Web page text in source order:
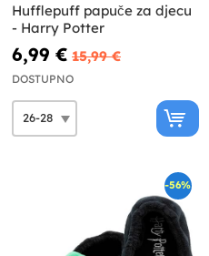
Hufflepuff papuče za djecu
- Harry Potter
6,99 € 15,99 €
DOSTUPNO
-56%